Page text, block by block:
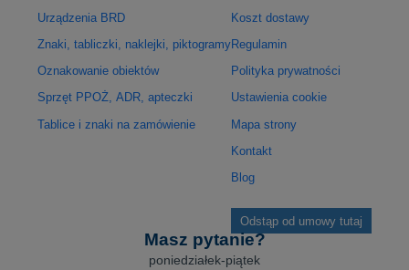
Urządzenia BRD
Znaki, tabliczki, naklejki, piktogramy
Oznakowanie obiektów
Sprzęt PPOŻ, ADR, apteczki
Tablice i znaki na zamówienie
Koszt dostawy
Regulamin
Polityka prywatności
Ustawienia cookie
Mapa strony
Kontakt
Blog
Odstąp od umowy tutaj
Masz pytanie?
poniedziałek-piątek